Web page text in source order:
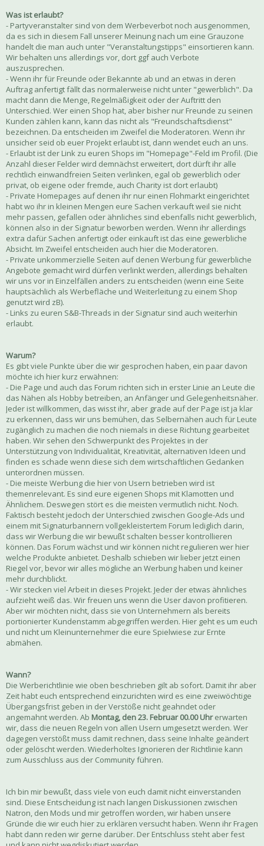
Was ist erlaubt?
- Partyveranstalter sind von dem Werbeverbot noch ausgenommen,
da es sich in diesem Fall unserer Meinung nach um eine Grauzone
handelt die man auch unter "Veranstaltungstipps" einsortieren kann.
Wir behalten uns allerdings vor, dort ggf auch Verbote
auszusprechen.
- Wenn ihr für Freunde oder Bekannte ab und an etwas in deren
Auftrag anfertigt fällt das normalerweise nicht unter "gewerblich". Da
macht dann die Menge, Regelmäßigkeit oder der Auftritt den
Unterschied. Wer einen Shop hat, aber bisher nur Freunde zu seinen
Kunden zählen kann, kann das nicht als "Freundschaftsdienst"
bezeichnen. Da entscheiden im Zweifel die Moderatoren. Wenn ihr
unsicher seid ob euer Projekt erlaubt ist, dann wendet euch an uns.
- Erlaubt ist der Link zu euren Shops im "Homepage"-Feld im Profil. (Die
Anzahl dieser Felder wird demnächst erweitert, dort dürft ihr alle
rechtlich einwandfreien Seiten verlinken, egal ob gewerblich oder
privat, ob eigene oder fremde, auch Charity ist dort erlaubt)
- Private Homepages auf denen ihr nur einen Flohmarkt eingerichtet
habt wo ihr in kleinen Mengen eure Sachen verkauft weil sie nicht
mehr passen, gefallen oder ähnliches sind ebenfalls nicht gewerblich,
können also in der Signatur beworben werden. Wenn ihr allerdings
extra dafür Sachen anfertigt oder einkauft ist das eine gewerbliche
Absicht. Im Zweifel entscheiden auch hier die Moderatoren.
- Private unkommerzielle Seiten auf denen Werbung für gewerbliche
Angebote gemacht wird dürfen verlinkt werden, allerdings behalten
wir uns vor in Einzelfällen anders zu entscheiden (wenn eine Seite
hauptsächlich als Werbefläche und Weiterleitung zu einem Shop
genutzt wird zB).
- Links zu euren S&B-Threads in der Signatur sind auch weiterhin
erlaubt.
Warum?
Es gibt viele Punkte über die wir gesprochen haben, ein paar davon
möchte ich hier kurz erwähnen:
- Die Page und auch das Forum richten sich in erster Linie an Leute die
das Nähen als Hobby betreiben, an Anfänger und Gelegenheitsnäher.
Jeder ist willkommen, das wisst ihr, aber grade auf der Page ist ja klar
zu erkennen, dass wir uns bemühen, das Selbernähen auch für Leute
zugänglich zu machen die noch niemals in diese Richtung gearbeitet
haben. Wir sehen den Schwerpunkt des Projektes in der
Unterstützung von Individualität, Kreativität, alternativen Ideen und
finden es schade wenn diese sich dem wirtschaftlichen Gedanken
unterordnen müssen.
- Die meiste Werbung die hier von Usern betrieben wird ist
themenrelevant. Es sind eure eigenen Shops mit Klamotten und
Ähnlichem. Deswegen stört es die meisten vermutlich nicht. Noch.
Faktisch besteht jedoch der Unterschied zwischen Google-Ads und
einem mit Signaturbannern vollgekleistertem Forum lediglich darin,
dass wir Werbung die wir bewußt schalten besser kontrollieren
können. Das Forum wächst und wir können nicht regulieren wer hier
welche Produkte anbietet. Deshalb schieben wir lieber jetzt einen
Riegel vor, bevor wir alles mögliche an Werbung haben und keiner
mehr durchblickt.
- Wir stecken viel Arbeit in dieses Projekt. Jeder der etwas ähnliches
aufzieht weiß das. Wir freuen uns wenn die User davon profitieren.
Aber wir möchten nicht, dass sie von Unternehmern als bereits
portionierter Kundenstamm abgegriffen werden. Hier geht es um euch
und nicht um Kleinunternehmer die eure Spielwiese zur Ernte
abmähen.
Wann?
Die Werberichtlinie wie oben beschrieben gilt ab sofort. Damit ihr aber
Zeit habt euch entsprechend einzurichten wird es eine zweiwöchtige
Übergangsfrist geben in der Verstöße nicht geahndet oder
angemahnt werden. Ab Montag, den 23. Februar 00.00 Uhrerwarten
wir, dass die neuen Regeln von allen Usern umgesetzt werden. Wer
dagegen verstößt muss damit rechnen, dass seine Inhalte geändert
oder gelöscht werden. Wiederholtes Ignorieren der Richtlinie kann
zum Ausschluss aus der Community führen.
Ich bin mir bewußt, dass viele von euch damit nicht einverstanden
sind. Diese Entscheidung ist nach langen Diskussionen zwischen
Natron, den Mods und mir getroffen worden, wir haben unsere
Gründe die wir euch hier zu erklären versucht haben. Wenn ihr Fragen
habt dann reden wir gerne darüber. Der Entschluss steht aber fest